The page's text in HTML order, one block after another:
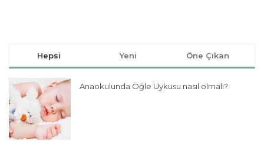
Hepsi Yeni Öne Çıkan
Anaokulunda Öğle Uykusu nasıl olmalı?